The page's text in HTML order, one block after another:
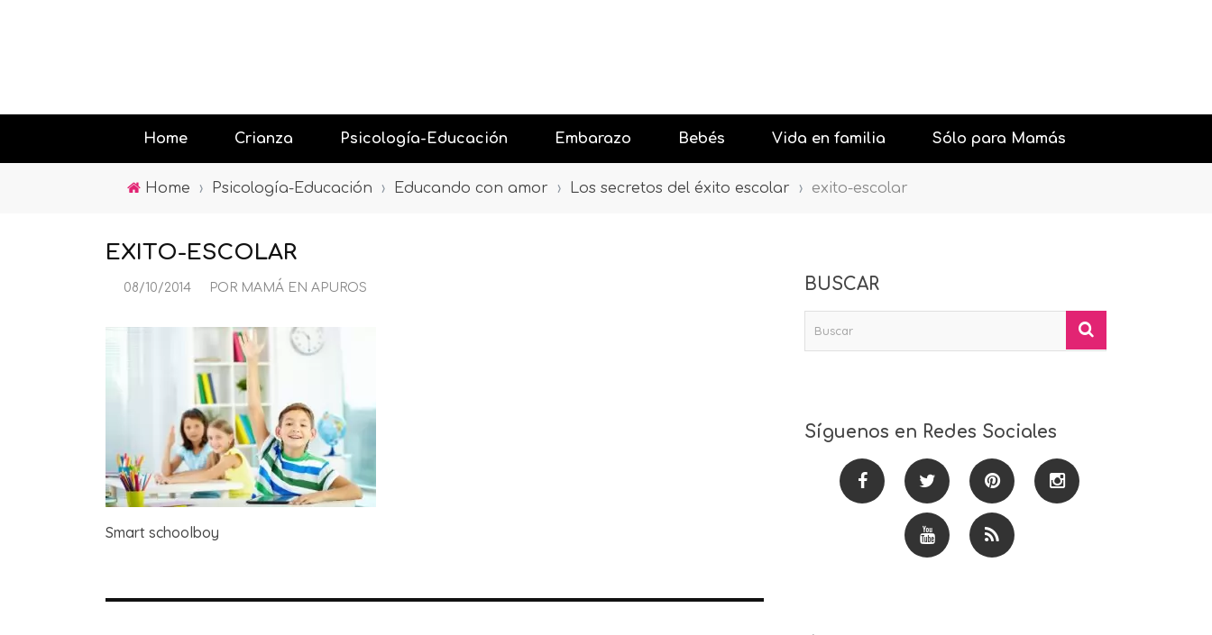
Home Crianza Psicología-Educación
Psicología niños
Embarazo Bebés Vida en familia
Salir con niños
Vacaciones con niños
Sólo para Mamás
Home › Psicología-Educación › Educando con amor › Los secretos del éxito escolar › exito-escolar
EXITO-ESCOLAR
08/10/2014 POR MAMÁ EN APUROS
Smart schoolboy
BUSCAR
Síguenos en Redes Sociales